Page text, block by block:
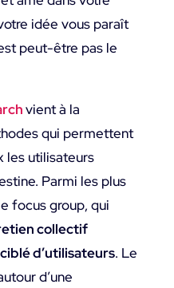
idée vous paraît
peut-être pas le
vient à la
qui permettent
les utilisateurs
Parmi les plus
focus group, qui
collectif
d’utilisateurs. Le
d’une